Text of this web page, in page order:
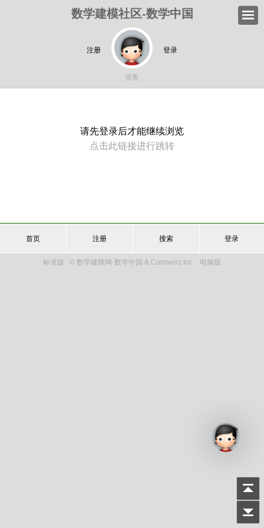
数学建模社区-数学中国
注册 登录
游客
请先登录后才能继续浏览
点击此链接进行跳转
首页 注册 搜索 登录
标准版 © 数学建模网-数学中国 & Comsenz Inc. 电脑版